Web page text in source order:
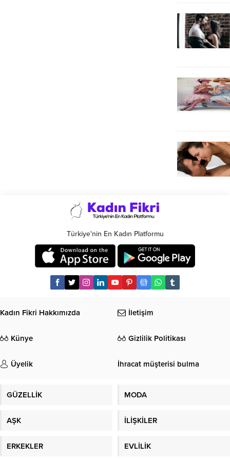
Türkiye'nin En Kadın Platformu
Kadın Fikri Hakkımızda İletişim
Künye Gizlilik Politikası
Üyelik İhracat müşterisi bulma
GÜZELLİK MODA
AŞK İLİŞKİLER
ERKEKLER EVLİLİK